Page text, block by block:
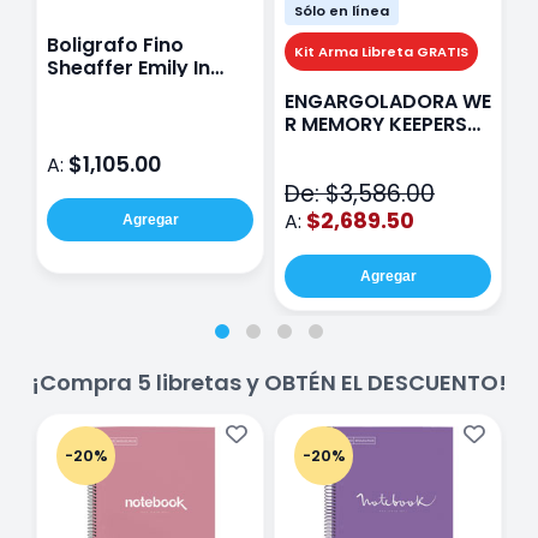
Boligrafo Fino
Sheaffer Emily In
A: $1,105.00
Agregar
Sólo en línea
Kit Arma Libreta GRATIS
ENGARGOLADORA WE
R MEMORY KEEPERS
De: $3,586.00
A: $2,689.50
Agregar
¡Compra 5 libretas y OBTÉN EL DESCUENTO!
-20% -20%